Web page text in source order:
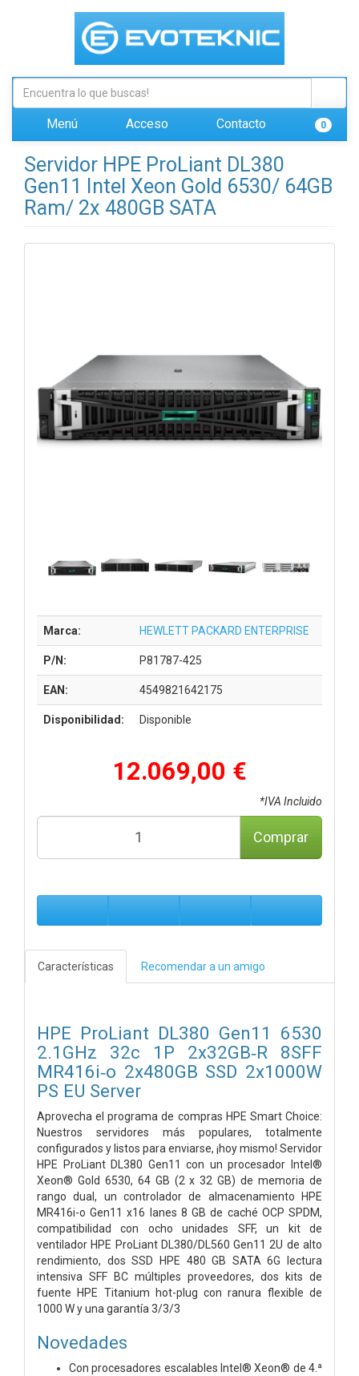
Menú Acceso Contacto 0
Servidor HPE ProLiant DL380
Gen11 Intel Xeon Gold 6530/ 64GB
Ram/ 2x 480GB SATA
Marca: HEWLETT PACKARD ENTERPRISE
P/N: P81787-425
EAN: 4549821642175
Disponibilidad: Disponible
12.069,00 €
*IVA Incluido
Comprar
Características Recomendar a un amigo
HPE ProLiant DL380 Gen11 6530
2.1GHz 32c 1P 2x32GB‑R 8SFF
MR416i‑o 2x480GB SSD 2x1000W
PS EU Server
Aprovecha el programa de compras HPE Smart Choice:
Nuestros servidores más populares, totalmente
configurados y listos para enviarse, ¡hoy mismo! Servidor
HPE ProLiant DL380 Gen11 con un procesador Intel®
Xeon® Gold 6530, 64 GB (2 x 32 GB) de memoria de
rango dual, un controlador de almacenamiento HPE
MR416i-o Gen11 x16 lanes 8 GB de caché OCP SPDM,
compatibilidad con ocho unidades SFF, un kit de
ventilador HPE ProLiant DL380/DL560 Gen11 2U de alto
rendimiento, dos SSD HPE 480 GB SATA 6G lectura
intensiva SFF BC múltiples proveedores, dos kits de
fuente HPE Titanium hot-plug con ranura flexible de
1000 W y una garantía 3/3/3
Novedades
Con procesadores escalables Intel® Xeon® de 4.ª